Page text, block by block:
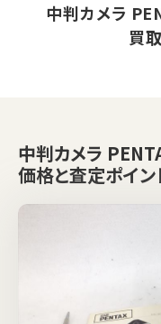
中判カメラ
買
中判カメラ
価格と査定ポイン